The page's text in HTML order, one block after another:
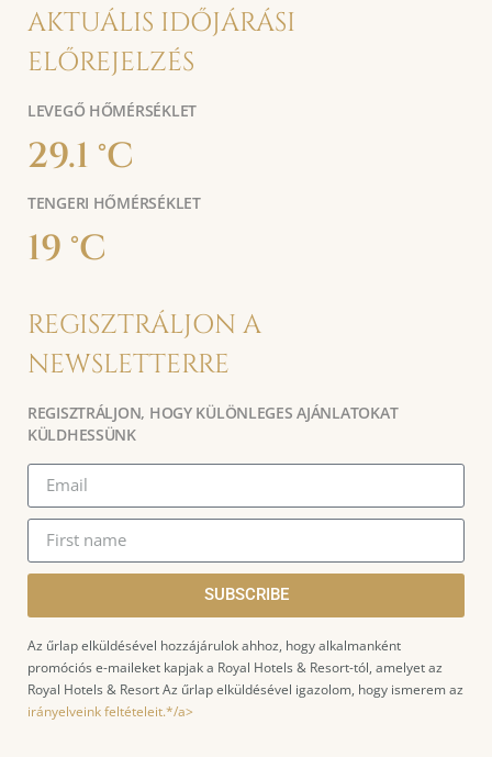
AKTUÁLIS IDŐJÁRÁSI
ELŐREJELZÉS
LEVEGŐ HŐMÉRSÉKLET
29.1 °C
TENGERI HŐMÉRSÉKLET
19 °C
REGISZTRÁLJON A
NEWSLETTERRE
REGISZTRÁLJON, HOGY KÜLÖNLEGES AJÁNLATOKAT
KÜLDHESSÜNK
SUBSCRIBE
Az űrlap elküldésével hozzájárulok ahhoz, hogy alkalmanként
promóciós e-maileket kapjak a Royal Hotels & Resort-tól, amelyet az
Royal Hotels & Resort Az űrlap elküldésével igazolom, hogy ismerem az
irányelveink feltételeit.*/a>